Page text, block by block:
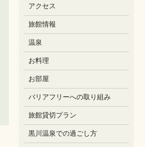
アクセス
旅館情報
温泉
お料理
お部屋
バリアフリーへの取り組み
旅館貸切プラン
黒川温泉での過ごし方